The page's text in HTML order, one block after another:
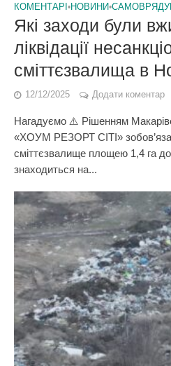
КОМЕНТАРІ •НОВИНИ•
Які заходи були
ліквідації
сміттєзвалища в
12/12/2025 Додати коментар
Нагадуємо ⚠️ Рішенням
«ХОУМ РЕЗОРТ СІТІ»
сміттєзвалище площею 1,4 га
знаходиться на...